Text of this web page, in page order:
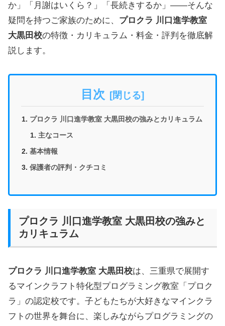
か」「月謝はいくら？」「長続きするか」——そんな
疑問を持つご家族のために、 プロクラ 川口進学教室
大黒田校の特徴・カリキュラム・料金・評判を徹底解
説します。
目次
プロクラ 川口進学教室 大黒田校の強みとカリキュラム
主なコース
基本情報
保護者の評判・クチコミ
プロクラ 川口進学教室 大黒田校の強みと
カリキュラム
プロクラ 川口進学教室 大黒田校は、三重県で展開す
るマインクラフト特化型プログラミング教室「プロク
ラ」の認定校です。子どもたちが大好きなマインクラ
フトの世界を舞台に、楽しみながらプログラミングの